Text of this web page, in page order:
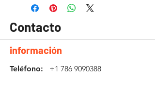
Contacto
información
Teléfono: +1 786 9090388